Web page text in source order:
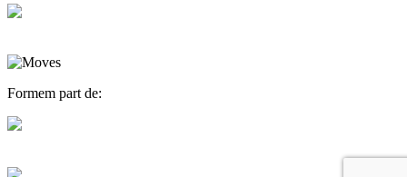
Formem part de: